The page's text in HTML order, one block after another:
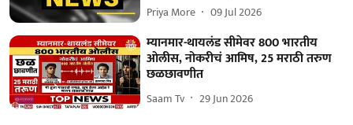
Priya More 09 Jul 2026
म्यानमार-थायलंड सीमेवर 800 भारतीय
ओलीस, नोकरीचं आमिष, 25 मराठी तरुण
छळछावणीत
Saam Tv 29 Jun 2026